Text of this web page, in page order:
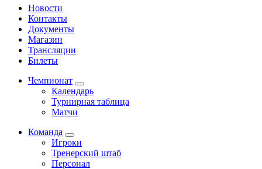
Новости
Контакты
Документы
Магазин
Трансляции
Билеты
Чемпионат
Календарь
Турнирная таблица
Матчи
Команда
Игроки
Тренерский штаб
Персонал